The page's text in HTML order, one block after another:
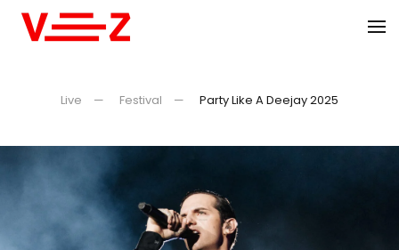
Live Festival Party Like A Deejay 2025